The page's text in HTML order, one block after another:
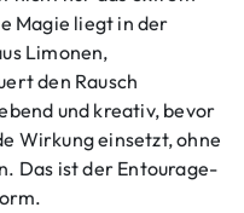
Magie liegt in der
Limonen,
den Rausch
und kreativ, bevor
Wirkung einsetzt, ohne
Das ist der Entourage-